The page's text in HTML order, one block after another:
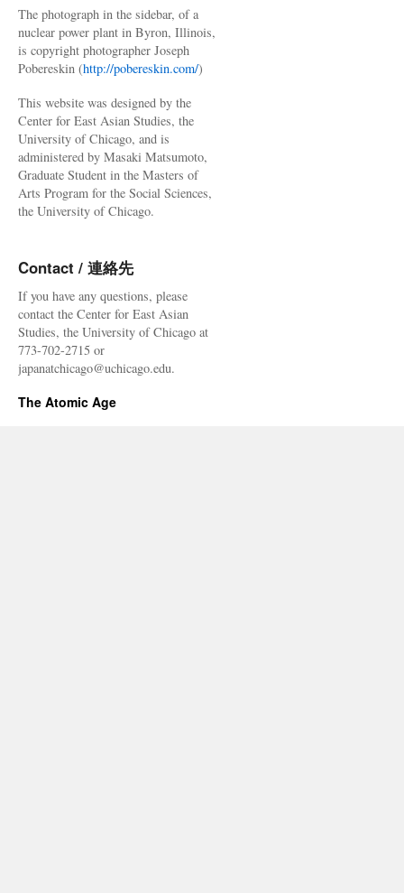
The photograph in the sidebar, of a
nuclear power plant in Byron, Illinois,
is copyright photographer Joseph
Pobereskin (http://pobereskin.com/)
This website was designed by the
Center for East Asian Studies, the
University of Chicago, and is
administered by Masaki Matsumoto,
Graduate Student in the Masters of
Arts Program for the Social Sciences,
the University of Chicago.
Contact / 連絡先
If you have any questions, please
contact the Center for East Asian
Studies, the University of Chicago at
773-702-2715 or
japanatchicago@uchicago.edu.
The Atomic Age